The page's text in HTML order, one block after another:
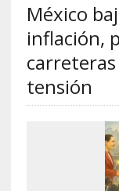
México
inflación,
tensión